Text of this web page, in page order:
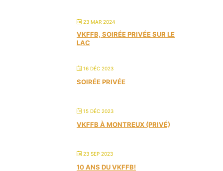
23 MAR 2024
VKFFB, SOIRÉE PRIVÉE SUR LE
LAC
16 DÉC 2023
SOIRÉE PRIVÉE
15 DÉC 2023
VKFFB À MONTREUX (PRIVÉ)
23 SEP 2023
10 ANS DU VKFFB!